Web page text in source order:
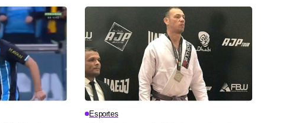
Esportes